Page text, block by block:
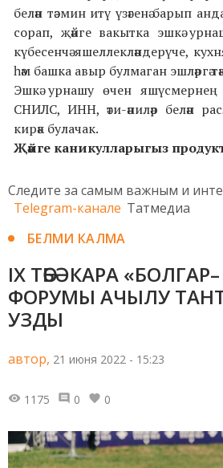
белән тәэмин итү үзәгенә барып
сорап, җәйге вакытка эшкә
күбесенчә яшеллекләндерүче,
һәм башка авыр булмаган эшләргә
Эшкә урнашу өчен яшүсмернең
СНИЛС, ИНН, әти-әниләр белән
кирәк булачак.
Җәйге каникулларыгыз
Следите за самым важным и
Telegram-канале Татмедиа
БЕЛМИ КАЛМА
IX ТӨБӘКАРА
ФОРУМЫ АЧЫЛУ
УЗДЫ
автор, 21 июня 2022 - 15:23
1175 0 0